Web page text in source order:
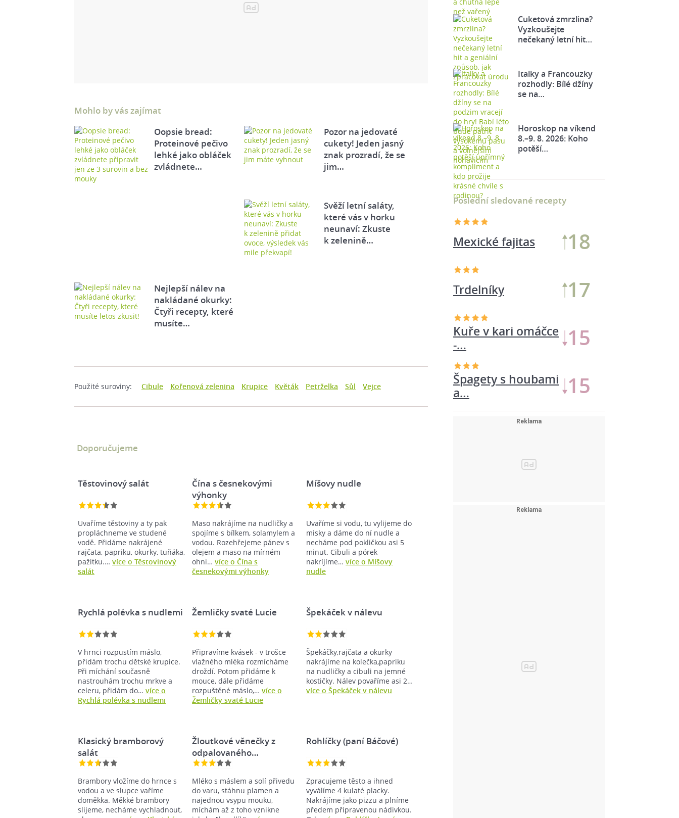
Mohlo by vás zajímat
Oopsie bread:
Proteinové pečivo
lehké jako obláček
zvládnete…
Pozor na jedovaté
cukety! Jeden jasný
znak prozradí, že se
jim…
Svěží letní saláty,
které vás v horku
neunaví: Zkuste
k zelenině…
Nejlepší nálev na
nakládané okurky:
Čtyři recepty, které
musíte…
Použité suroviny: Cibule Kořenová zelenina Krupice Květák Petrželka Sůl Vejce
Doporučujeme
Těstovinový salát
Uvaříme těstoviny a ty pak
propláchneme ve studené
vodě. Přidáme nakrájené
rajčata, papriku, okurky, tuňáka,
pažitku.… více o Těstovinový
salát
Čína s česnekovými
výhonky
Maso nakrájíme na nudličky a
spojíme s bílkem, solamylem a
vodou. Rozehřejeme pánev s
olejem a maso na mírném
ohni…více o Čína s
česnekovými výhonky
Míšovy nudle
Uvaříme si vodu, tu vylijeme do
misky a dáme do ní nudle a
necháme pod pokličkou asi 5
minut. Cibuli a pórek
nakríjíme…více o Míšovy
nudle
Rychlá polévka s nudlemi
V hrnci rozpustím máslo,
přidám trochu dětské krupice.
Při míchání současně
nastrouhám trochu mrkve a
celeru, přidám do… více o
Rychlá polévka s nudlemi
Žemličky svaté Lucie
Připravíme kvásek - v trošce
vlažného mléka rozmícháme
droždí. Potom přidáme k
mouce, dále přidáme
rozpuštěné máslo,…více o
Žemličky svaté Lucie
Špekáček v nálevu
Špekáčky,rajčata a okurky
nakrájíme na kolečka,papriku
na nudličky a cibuli na jemné
kostičky. Nálev povaříme asi 2…
více o Špekáček v nálevu
Klasický bramborový
salát
Brambory vložíme do hrnce s
vodou a ve slupce vaříme
doměkka. Měkké brambory
slijeme, necháme vychladnout,
Žloutkové věnečky z
odpalovaného…
Mléko s máslem a solí přivedu
do varu, stáhnu plamen a
najednou vsypu mouku,
míchám až z toho vznikne
Rohlíčky (paní Báčové)
Zpracujeme těsto a ihned
vyválíme 4 kulaté placky.
Nakrájíme jako pizzu a plníme
předem připravenou nádivkou.
Cuketová zmrzlina?
Vyzkoušejte
nečekaný letní hit…
Italky a Francouzky
rozhodly: Bílé džíny
se na…
Horoskop na víkend
8.–9. 8. 2026: Koho
potěší…
Poslední sledované recepty
Kuře v kari omáčce
-…
15
Mexické fajitas 18
Špagety s houbami
a…
13
Trdelníky 16